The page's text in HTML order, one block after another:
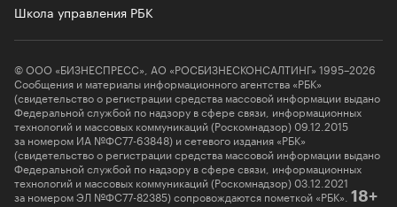
Школа управления РБК
© ООО «БИЗНЕСПРЕСС», АО «РОСБИЗНЕСКОНСАЛТИНГ» 1995–2026
Сообщения и материалы информационного агентства «РБК»
(свидетельство о регистрации средства массовой информации выдано
Федеральной службой по надзору в сфере связи, информационных
технологий и массовых коммуникаций (Роскомнадзор) 09.12.2015
за номером ИА №ФС77-63848) и сетевого издания «РБК»
(свидетельство о регистрации средства массовой информации выдано
Федеральной службой по надзору в сфере связи, информационных
технологий и массовых коммуникаций (Роскомнадзор) 03.12.2021
за номером ЭЛ №ФС77-82385) сопровождаются пометкой «РБК». 18+